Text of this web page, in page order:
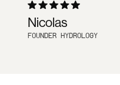
Nicolas
FOUNDER HYDROLOGY